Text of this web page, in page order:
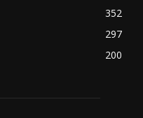
352
297
200